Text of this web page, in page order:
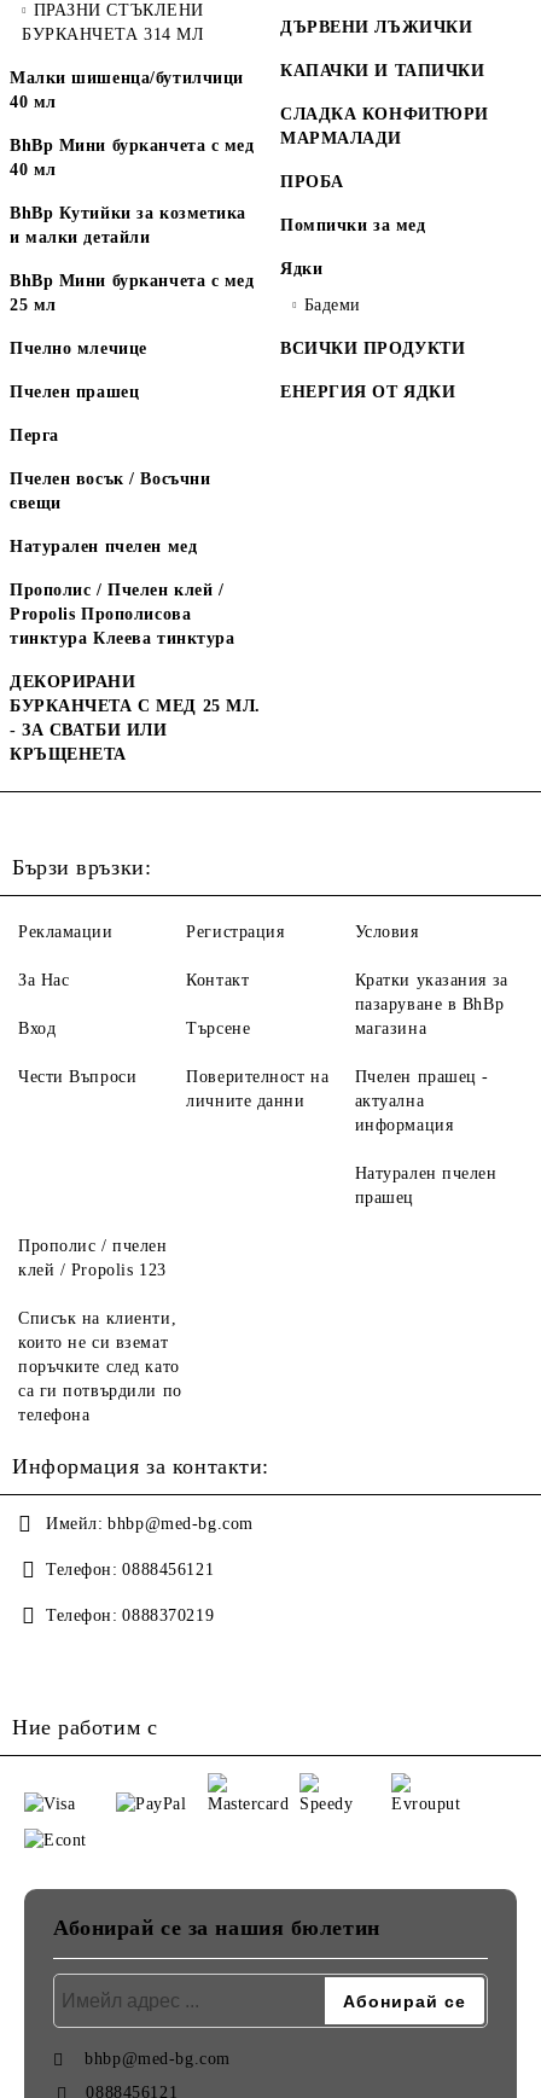
ПРАЗНИ СТЪКЛЕНИ
БУРКАНЧЕТА 314 МЛ
Малки шишенца/бутилчици
40 мл
BhBp Мини бурканчета с мед
40 мл
BhBp Кутийки за козметика
и малки детайли
BhBp Мини бурканчета с мед
25 мл
Пчелно млечице
Пчелен прашец
Перга
Пчелен восък / Восъчни
свещи
Натурален пчелен мед
Прополис / Пчелен клей /
Propolis Прополисова
тинктура Клеева тинктура
ДЕКОРИРАНИ
БУРКАНЧЕТА С МЕД 25 МЛ.
- ЗА СВАТБИ ИЛИ
КРЪЩЕНЕТА
ДЪРВЕНИ ЛЪЖИЧКИ
КАПАЧКИ И ТАПИЧКИ
СЛАДКА КОНФИТЮРИ
МАРМАЛАДИ
ПРОБА
Помпички за мед
Ядки
Бадеми
ВСИЧКИ ПРОДУКТИ
ЕНЕРГИЯ ОТ ЯДКИ
Бързи връзки:
Рекламации
За Нас
Вход
Чести Въпроси
Регистрация
Контакт
Търсене
Поверителност на
личните данни
Условия
Кратки указания за
пазаруване в BhBp
магазина
Пчелен прашец -
актуална
информация
Натурален пчелен
прашец
Прополис / пчелен
клей / Propolis 123
Списък на клиенти,
които не си вземат
поръчките след като
са ги потвърдили по
телефона
Информация за контакти:
Имейл: bhbp@med-bg.com
Телефон: 0888456121
Телефон: 0888370219
Ние работим с
Абонирай се за нашия бюлетин
bhbp@med-bg.com
0888456121